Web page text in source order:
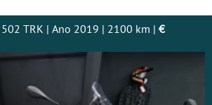
TRK | Ano 2019 | 2100 km | €